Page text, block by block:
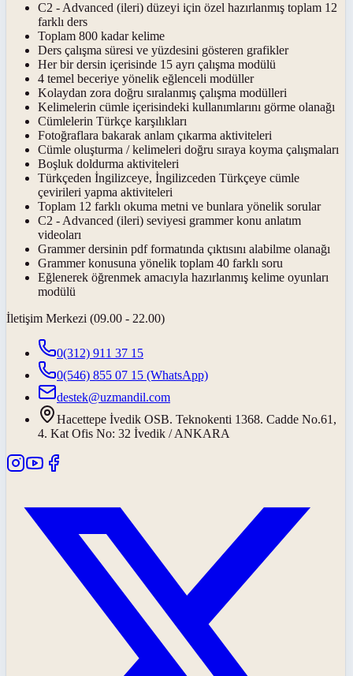
C2 - Advanced (ileri) düzeyi için özel hazırlanmış toplam 12
farklı ders
Toplam 800 kadar kelime
Ders çalışma süresi ve yüzdesini gösteren grafikler
Her bir dersin içerisinde 15 ayrı çalışma modülü
4 temel beceriye yönelik eğlenceli modüller
Kolaydan zora doğru sıralanmış çalışma modülleri
Kelimelerin cümle içerisindeki kullanımlarını görme olanağı
Cümlelerin Türkçe karşılıkları
Fotoğraflara bakarak anlam çıkarma aktiviteleri
Cümle oluşturma / kelimeleri doğru sıraya koyma çalışmaları
Boşluk doldurma aktiviteleri
Türkçeden İngilizceye, İngilizceden Türkçeye cümle
çevirileri yapma aktiviteleri
Toplam 12 farklı okuma metni ve bunlara yönelik sorular
C2 - Advanced (ileri) seviyesi grammer konu anlatım
videoları
Grammer dersinin pdf formatında çıktısını alabilme olanağı
Grammer konusuna yönelik toplam 40 farklı soru
Eğlenerek öğrenmek amacıyla hazırlanmış kelime oyunları
modülü
İletişim Merkezi (09.00 - 22.00)
0(312) 911 37 15
0(546) 855 07 15 (WhatsApp)
destek@uzmandil.com
Hacettepe İvedik OSB. Teknokenti 1368. Cadde No.61,
4. Kat Ofis No: 32 İvedik / ANKARA